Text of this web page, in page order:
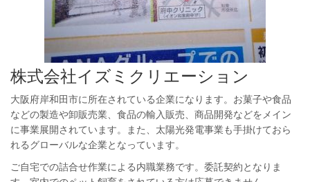
株式会社イズミクリエーション
大阪府岸和田市に所在されている企業になります。お菓子や食品
などの製造や卸販売業、食品の輸入販売、商品開発などをメイン
に事業展開されています。また、太陽光発電事業も手掛けておら
れるグローバルな企業となっています。
ご自宅での詰合せ作業による内職業務です。委託契約となりま